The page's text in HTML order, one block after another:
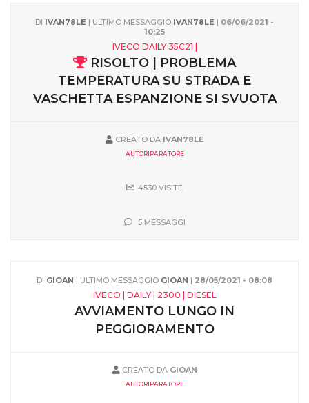
DI IVAN78LE | ULTIMO MESSAGGIO IVAN78LE | 06/06/2021 -
10:25
IVECO DAILY 35C21 |
RISOLTO | PROBLEMA
TEMPERATURA SU STRADA E
VASCHETTA ESPANZIONE SI SVUOTA
CREATO DA IVAN78LE
AUTORIPARATORE
4530 VISITE
5 MESSAGGI
DI GIOAN | ULTIMO MESSAGGIO GIOAN | 28/05/2021 - 08:08
IVECO | DAILY | 2300 | DIESEL
AVVIAMENTO LUNGO IN
PEGGIORAMENTO
CREATO DA GIOAN
AUTORIPARATORE